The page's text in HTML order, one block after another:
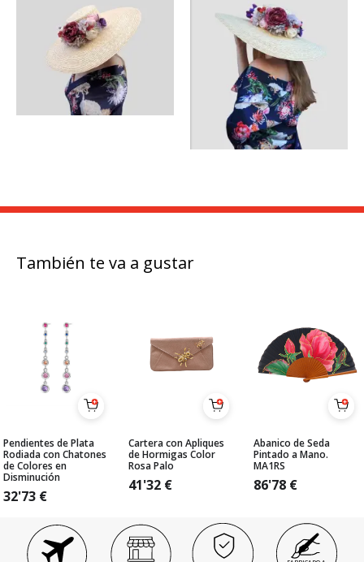
También te va a gustar
Pendientes de Plata
Rodiada con Chatones
de Colores en
Disminución
32'73 €
Cartera con Apliques
de Hormigas Color
Rosa Palo
41'32 €
Abanico de Seda
Pintado a Mano.
MA1RS
86'78 €